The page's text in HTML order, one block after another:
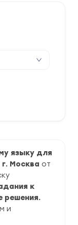
языку для
г. Москва от
к
решения.
и